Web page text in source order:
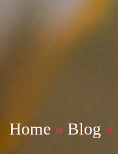
Home » Blog »